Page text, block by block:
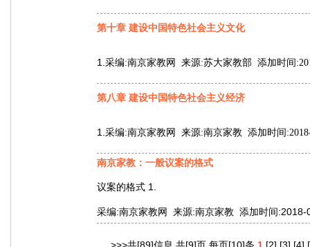
第十章 建设中国特色社会主义文化
1. 采编:南京家教网 来源:苏大家教部 添加时间
第八章 建设中国特色社会主义经济
1. 采编:南京家教网 来源:南京家教 添加时间
南京家教：一般议案的格式
议案的格式 1.
采编:南京家教网 来源:南京家教 添加时间